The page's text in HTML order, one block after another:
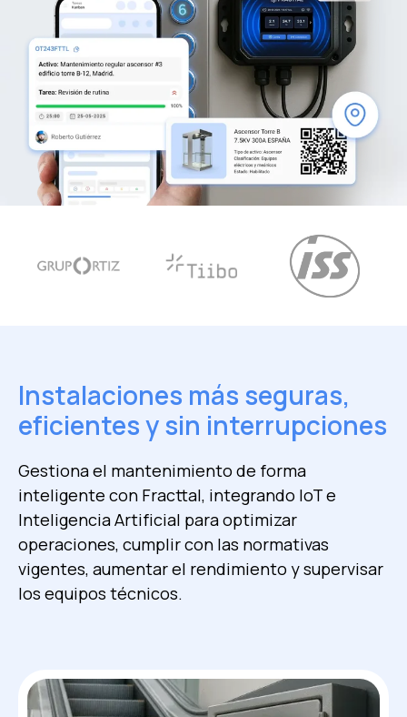
Instalaciones más seguras,
eficientes y sin interrupciones
Gestiona el mantenimiento de forma
inteligente con Fracttal, integrando IoT e
Inteligencia Artificial para optimizar
operaciones, cumplir con las normativas
vigentes, aumentar el rendimiento y supervisar
los equipos técnicos.